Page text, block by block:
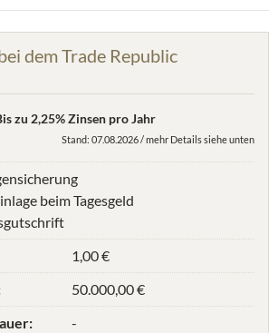
dem Trade Republic
zu 2,25% Zinsen pro Jahr
Stand: 07.08.2026 / mehr Details siehe unten
beim Tagesgeld
1,00 €
50.000,00 €
-